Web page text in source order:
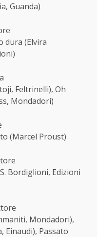
Guanda)
dura (Elvira
Feltrinelli), Oh
Mondadori)
(Marcel Proust)
Bordiglioni, Edizioni
Mondadori),
Einaudi), Passato